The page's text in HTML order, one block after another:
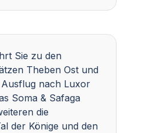
Sie zu den
Theben Ost und
nach Luxor
Soma & Safaga
die
der Könige und den